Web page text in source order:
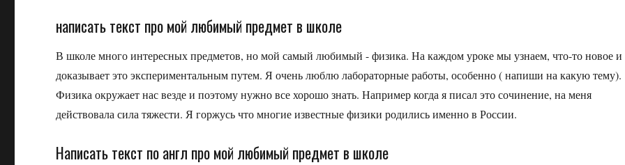
написать текст про мой любимый предмет в школе
В школе много интересных предметов, но мой самый любимый - физика. На каждом уроке мы узнаем, что-то новое и
доказывает это экспериментальным путем. Я очень люблю лабораторные работы, особенно ( напиши на какую тему).
Физика окружает нас везде и поэтому нужно все хорошо знать. Например когда я писал это сочинение, на меня
действовала сила тяжести. Я горжусь что многие известные физики родились именно в России.
Написать текст по англ про мой любимый предмет в школе